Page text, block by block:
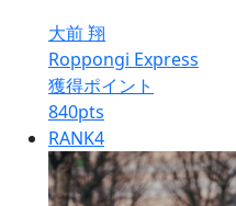
大前 翔
Roppongi Express
獲得ポイント
840pts
RANK4